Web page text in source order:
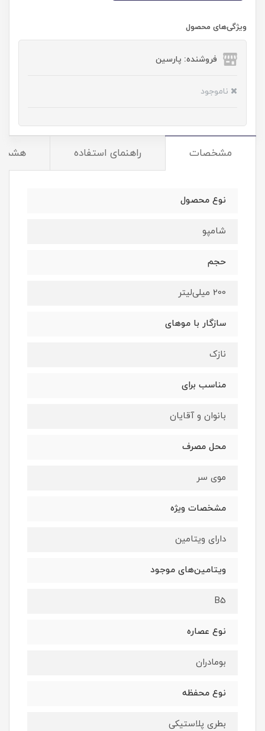
ویژگی‌های محصول
فروشنده: پارسین
ناموجود
مشخصات راهنمای استفاده
نوع محصول
شامپو
حجم
200 میلی‌لیتر
سازگار با موهای
نازک
مناسب برای
بانوان و آقایان
محل مصرف
موی سر
مشخصات ویژه
دارای ویتامین
ویتامین‌های موجود
B5
نوع عصاره
بومادران
نوع محفظه
بطری پلاستیکی